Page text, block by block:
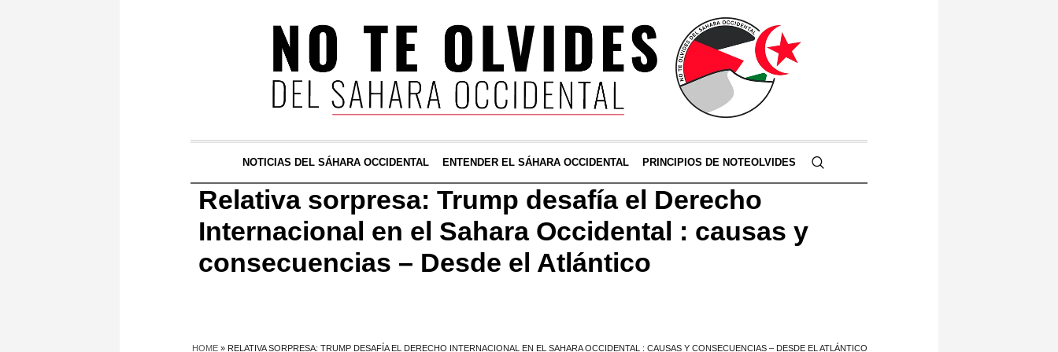
NOTICIAS DEL SÁHARA OCCIDENTAL ENTENDER EL SÁHARA OCCIDENTAL PRINCIPIOS DE NOTEOLVIDES
Relativa sorpresa: Trump desafía el Derecho
Internacional en el Sahara Occidental : causas y
consecuencias – Desde el Atlántico
HOME » RELATIVA SORPRESA: TRUMP DESAFÍA EL DERECHO INTERNACIONAL EN EL SAHARA OCCIDENTAL : CAUSAS Y CONSECUENCIAS – DESDE EL ATLÁNTICO